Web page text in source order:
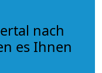
nach
es Ihnen